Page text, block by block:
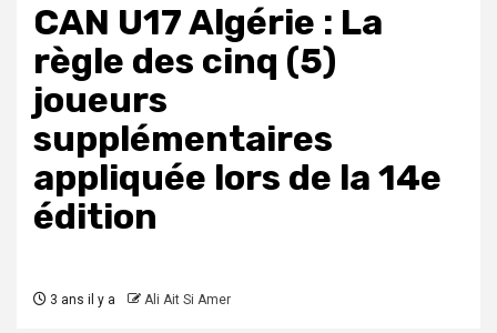
CAN U17 Algérie : La
règle des cinq (5)
joueurs
supplémentaires
appliquée lors de la 14e
édition
3 ans il y a Ali Ait Si Amer